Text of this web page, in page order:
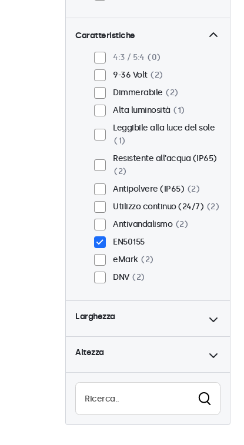
Caratteristiche
4:3 / 5:4
0
9-36 Volt
2
Dimmerabile
2
Alta luminosità
1
Leggibile alla luce del sole
1
Resistente all'acqua (IP65)
2
Antipolvere (IP65)
2
Utilizzo continuo (24/7)
2
Antivandalismo
2
EN50155
eMark
2
DNV
2
Larghezza
Altezza